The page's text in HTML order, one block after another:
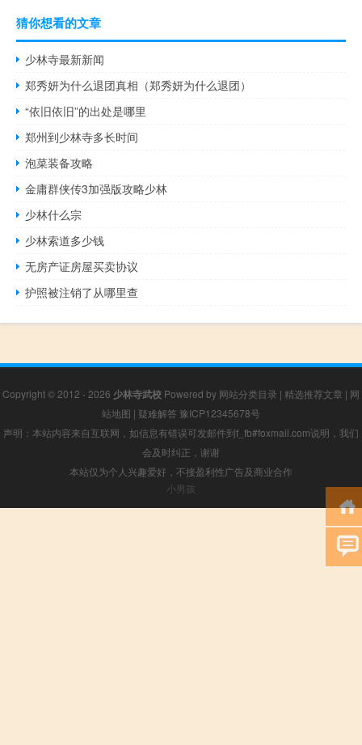
猜你想看的文章
少林寺最新新闻
郑秀妍为什么退团真相（郑秀妍为什么退团）
“依旧依旧”的出处是哪里
郑州到少林寺多长时间
泡菜装备攻略
金庸群侠传3加强版攻略少林
少林什么宗
少林索道多少钱
无房产证房屋买卖协议
护照被注销了从哪里查
Copyright © 2012 - 2026 少林寺武校 Powered by 网站分类目录 | 精选推荐文章 | 网
站地图 | 疑难解答 豫ICP12345678号
声明：本站内容来自互联网，如信息有错误可发邮件到f_fb#foxmail.com说明，我们
会及时纠正，谢谢
本站仅为个人兴趣爱好，不接盈利性广告及商业合作
小男孩